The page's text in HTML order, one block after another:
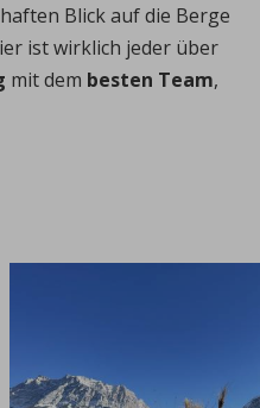
Blick auf die Berge
ist wirklich jeder über
mit dem besten Team,